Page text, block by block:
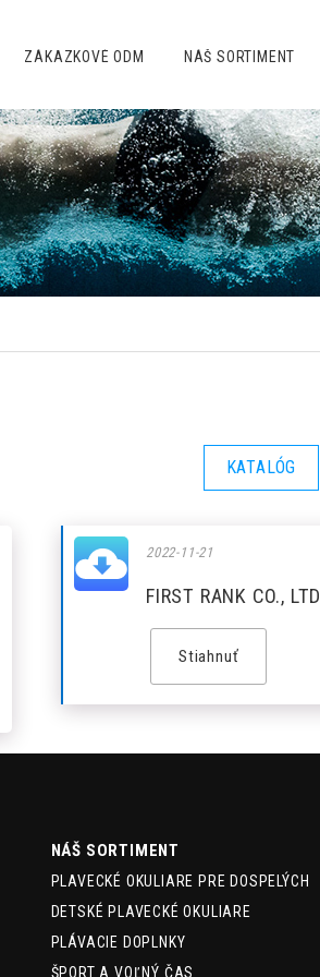
ZÁKAZKOVÉ ODM NÁŠ SORTIMENT
KATALÓG
2022-11-21
FIRST RANK CO., LTD
Stiahnuť
NÁŠ SORTIMENT
PLAVECKÉ OKULIARE PRE DOSPELÝCH
DETSKÉ PLAVECKÉ OKULIARE
PLÁVACIE DOPLNKY
ŠPORT A VOĽNÝ ČAS